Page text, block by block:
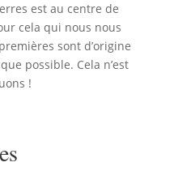
est au centre de
cela qui nous nous
sont d’origine
possible. Cela n’est
!